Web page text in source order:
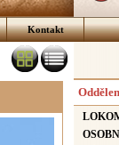
Kontakt